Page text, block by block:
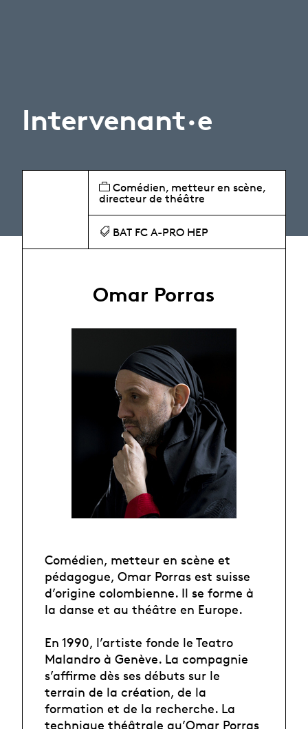
Intervenant·e
Comédien, metteur en scène,
directeur de théâtre
BAT FC A-PRO HEP
Omar Porras
Comédien, metteur en scène et
pédagogue, Omar Porras est suisse
d’origine colombienne. Il se forme à
la danse et au théâtre en Europe.
En 1990, l’artiste fonde le Teatro
Malandro à Genève. La compagnie
s’affirme dès ses débuts sur le
terrain de la création, de la
formation et de la recherche. La
technique théâtrale qu’Omar Porras